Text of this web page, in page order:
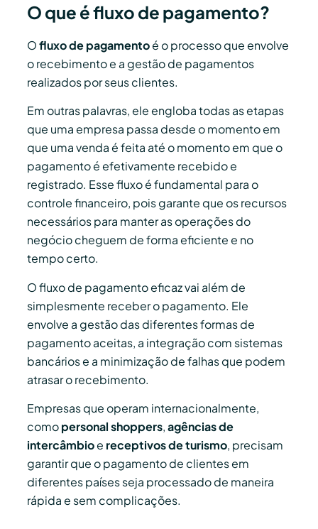
O que é fluxo de pagamento?
Ofluxo de pagamentoé o processo que envolve
o recebimento e a gestão de pagamentos
realizados por seus clientes.
Em outras palavras, ele engloba todas as etapas
que uma empresa passa desde o momento em
que uma venda é feita até o momento em que o
pagamento é efetivamente recebido e
registrado. Esse fluxo é fundamental para o
controle financeiro, pois garante que os recursos
necessários para manter as operações do
negócio cheguem de forma eficiente e no
tempo certo.
O fluxo de pagamento eficaz vai além de
simplesmente receber o pagamento. Ele
envolve a gestão das diferentes formas de
pagamento aceitas, a integração com sistemas
bancários e a minimização de falhas que podem
atrasar o recebimento.
Empresas que operam internacionalmente,
comopersonal shoppers,agências de
intercâmbioe receptivos de turismo, precisam
garantir que o pagamento de clientes em
diferentes países seja processado de maneira
rápida e sem complicações.